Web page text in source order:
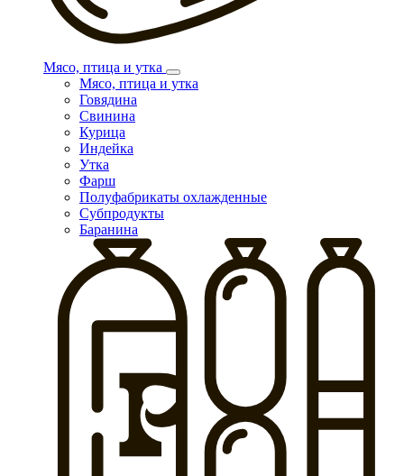
Мясо, птица и утка
Мясо, птица и утка
Говядина
Свинина
Курица
Индейка
Утка
Фарш
Полуфабрикаты охлажденные
Субпродукты
Баранина